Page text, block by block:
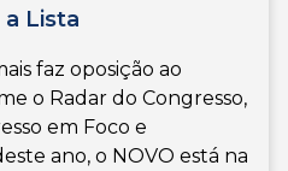
a Lista
faz oposição ao
o Radar do Congresso,
em Foco e
ano, o NOVO está na